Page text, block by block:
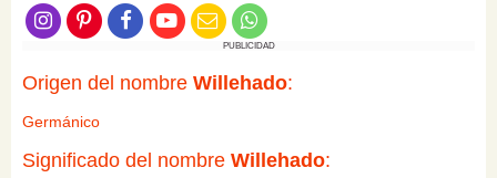
PUBLICIDAD
Origen del nombre Willehado:
Germánico
Significado del nombre Willehado: